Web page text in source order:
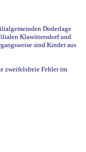
Doderlage
Klawittersdorf und
sind Kinder aus
zweifelsfreie Fehler im